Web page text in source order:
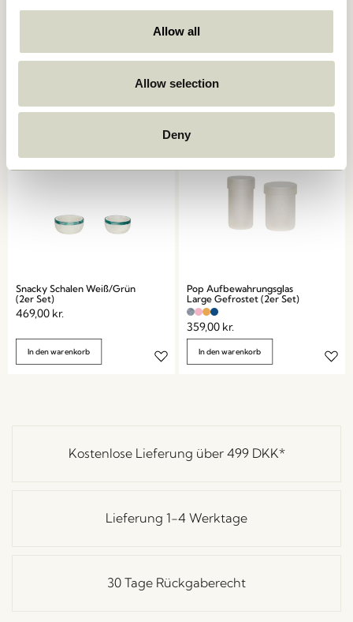
Allow all
Allow selection
Deny
Crave Salatbesteck
249,00kr.
Snacky Schalen Weiß/Grün
(2er Set)
469,00 kr.
In den warenkorb
Pop Aufbewahrungsglas
Large Gefrostet (2er Set)
359,00 kr.
In den warenkorb
Kostenlose Lieferung über 499 DKK*
Lieferung 1-4 Werktage
30 Tage Rückgaberecht